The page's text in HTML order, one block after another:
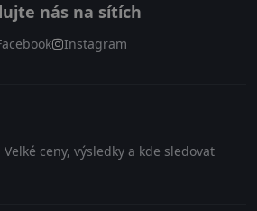
nás na sítích
Instagram
ceny, výsledky a kde sledovat